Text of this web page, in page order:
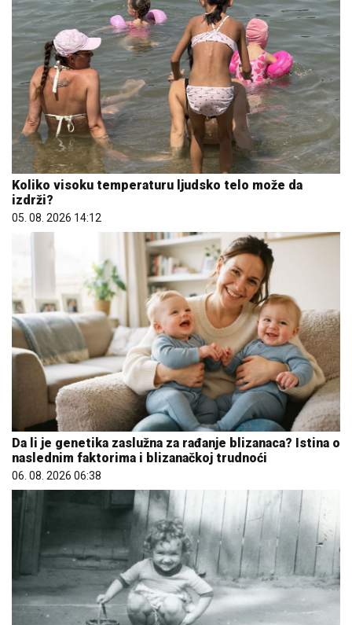
Koliko visoku temperaturu ljudsko telo može da
izdrži?
05. 08. 2026 14:12
Da li je genetika zaslužna za rađanje blizanaca? Istina o
naslednim faktorima i blizanačkoj trudnoći
06. 08. 2026 06:38